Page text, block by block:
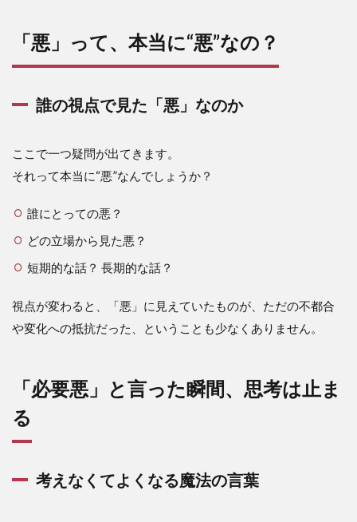
「悪」って、本当に“悪”なの？
誰の視点で見た「悪」なのか
ここで一つ疑問が出てきます。
それって本当に“悪”なんでしょうか？
誰にとっての悪？
どの立場から見た悪？
短期的な話？ 長期的な話？
視点が変わると、「悪」に見えていたものが、ただの不都合
や変化への抵抗だった、ということも少なくありません。
「必要悪」と言った瞬間、思考は止ま
る
考えなくてよくなる魔法の言葉